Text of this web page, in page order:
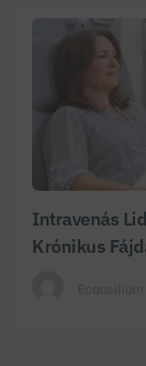
Intravenás
Krónikus